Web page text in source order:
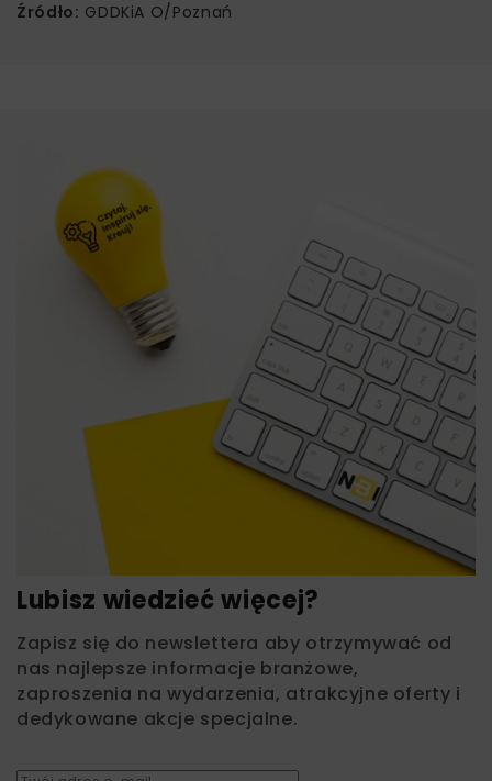
Źródło: GDDKiA O/Poznań
Lubisz wiedzieć więcej?
Zapisz się do newslettera aby otrzymywać od
nas najlepsze informacje branżowe,
zaproszenia na wydarzenia, atrakcyjne oferty i
dedykowane akcje specjalne.